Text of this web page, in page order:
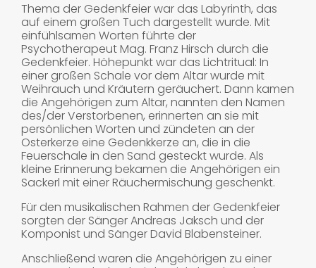
Thema der Gedenkfeier war das Labyrinth, das
auf einem großen Tuch dargestellt wurde. Mit
einfühlsamen Worten führte der
Psychotherapeut Mag. Franz Hirsch durch die
Gedenkfeier. Höhepunkt war das Lichtritual: In
einer großen Schale vor dem Altar wurde mit
Weihrauch und Kräutern geräuchert. Dann kamen
die Angehörigen zum Altar, nannten den Namen
des/der Verstorbenen, erinnerten an sie mit
persönlichen Worten und zündeten an der
Osterkerze eine Gedenkkerze an, die in die
Feuerschale in den Sand gesteckt wurde. Als
kleine Erinnerung bekamen die Angehörigen ein
Sackerl mit einer Räuchermischung geschenkt.
Für den musikalischen Rahmen der Gedenkfeier
sorgten der Sänger Andreas Jaksch und der
Komponist und Sänger David Blabensteiner.
Anschließend waren die Angehörigen zu einer